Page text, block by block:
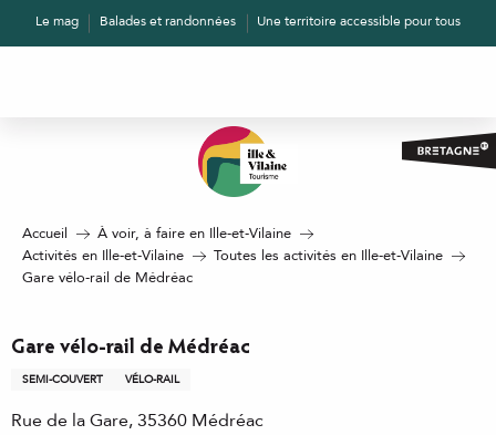
AllerLe mag Balades et randonnées Une territoire accessible pour tous
Accueil
À voir, à faire en Ille-et-Vilaine
Activités en Ille-et-Vilaine
Toutes les activités en Ille-et-Vilaine
Gare vélo-rail de Médréac
Gare vélo-rail de Médréac
SEMI-COUVERT VÉLO-RAIL
Rue de la Gare, 35360 Médréac